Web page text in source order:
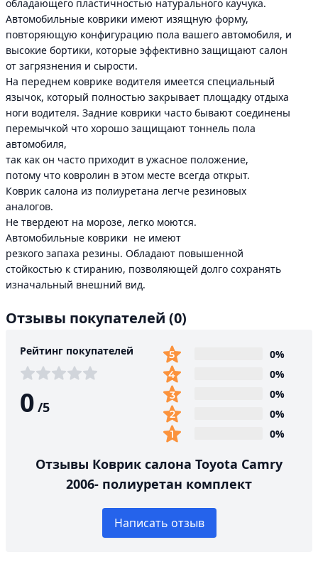
обладающего пластичностью натурального каучука.
Автомобильные коврики имеют изящную форму,
повторяющую конфигурацию пола вашего автомобиля, и
высокие бортики, которые эффективно защищают салон
от загрязнения и сырости.
На переднем коврике водителя имеется специальный
язычок, который полностью закрывает площадку отдыха
ноги водителя. Задние коврики часто бывают соединены
перемычкой что хорошо защищают тоннель пола
автомобиля,
так как он часто приходит в ужасное положение,
потому что ковролин в этом месте всегда открыт.
Коврик салона из полиуретана легче резиновых
аналогов.
Не твердеют на морозе, легко моются.
Автомобильные коврики не имеют
резкого запаха резины. Обладают повышенной
стойкостью к стиранию, позволяющей долго сохранять
изначальный внешний вид.
Отзывы покупателей (0)
Рейтинг покупателей
0 /5
0%
0%
0%
0%
0%
Отзывы Коврик салона Toyota Camry
2006- полиуретан комплект
Написать отзыв